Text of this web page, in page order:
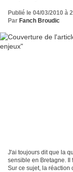
Publié le 04/03/2010 à
Par Fanch Broudic
J'ai toujours dit que la
sensible en Bretagne. Il
Sur ce sujet, la réaction